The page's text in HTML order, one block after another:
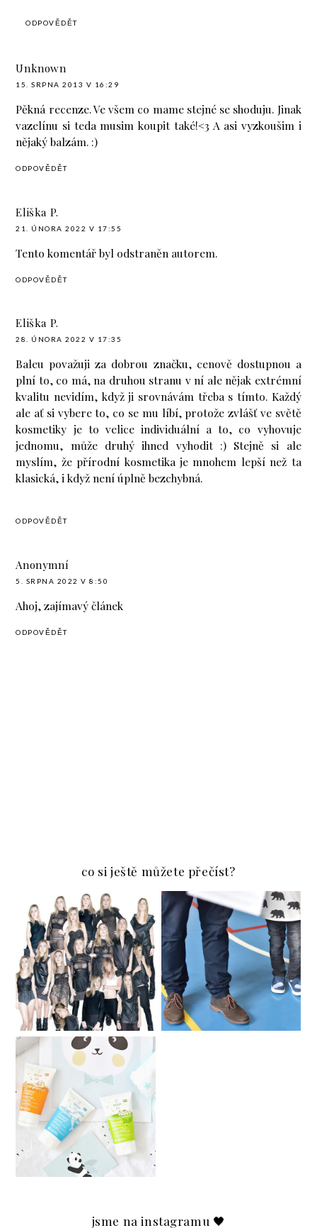
ODPOVĚDĚT
Unknown
15. SRPNA 2013 V 16:29
Pěkná recenze. Ve všem co mame stejné se shoduju. Jinak
vazelínu si teda musim koupit také!<3 A asi vyzkoušim i
nějaký balzám. :)
ODPOVĚDĚT
Eliška P.
21. ÚNORA 2022 V 17:55
Tento komentář byl odstraněn autorem.
ODPOVĚDĚT
Eliška P.
28. ÚNORA 2022 V 17:35
Baleu považuji za dobrou značku, cenově dostupnou a
plní to, co má, na druhou stranu v ní ale nějak extrémní
kvalitu nevidím, když ji srovnávám třeba s tímto. Každý
ale ať si vybere to, co se mu líbí, protože zvlášť ve světě
kosmetiky je to velice individuální a to, co vyhovuje
jednomu, může druhý ihned vyhodit :) Stejně si ale
myslím, že přírodní kosmetika je mnohem lepší než ta
klasická, i když není úplně bezchybná.
ODPOVĚDĚT
Anonymní
5. SRPNA 2022 V 8:50
Ahoj, zajímavý článek
ODPOVĚDĚT
co si ještě můžete přečíst?
DUO AWKWARD
PRO DĚTI | VŠECHNO
CO JSTE CHTĚLI
VĚDĚT O KRESLENÍ
Secondhand in Brno /
Sekáče v Brně
DĚTSKÁ KOSMETIKA
WELEDA & SOUTĚŽ O
3 Z NICH ♥
jsme na instagramu 🖤